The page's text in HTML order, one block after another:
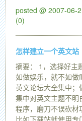
posted @ 2007-06-
(0)
怎样建立一个英文站
摘要： 1，选择好主
如做娱乐，就不如
英文论坛大全集中
集中对英文主题不
程序，磨刀不误砍材
比如下载站就使用